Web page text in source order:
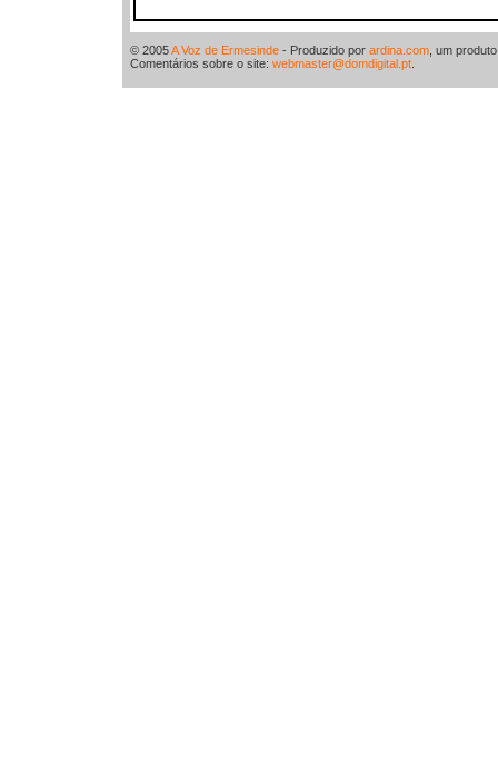
© 2005A Voz de Ermesinde - Produzido por ardina.com , um
Comentários sobre o site: webmaster@domdigital.pt